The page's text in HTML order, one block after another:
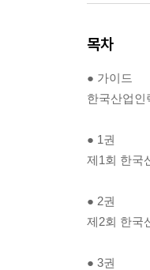
목차
● 가이드
한국산업인
● 1권
제1회 한국
● 2권
제2회 한국
● 3권